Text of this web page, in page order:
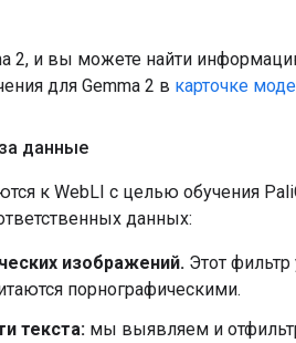
2, и вы можете найти
для Gemma 2 в карточке
данные
к WebLI с целью обучения
данных:
изображений. Этот фильтр
порнографическими.
текста: мы выявляем и